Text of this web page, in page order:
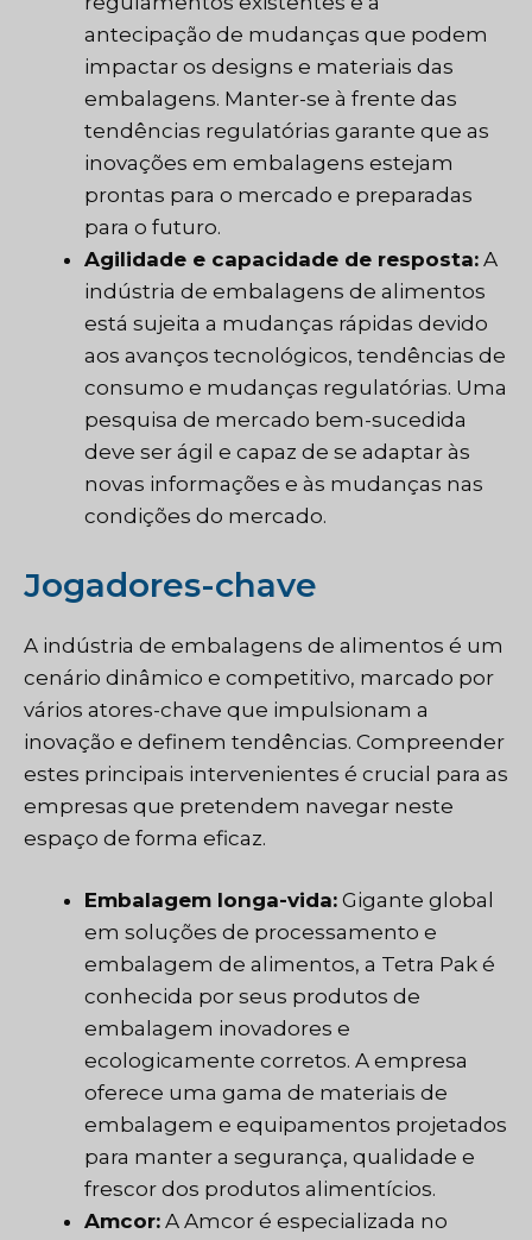
antecipação de mudanças que podem
impactar os designs e materiais das
embalagens. Manter-se à frente das
tendências regulatórias garante que as
inovações em embalagens estejam
prontas para o mercado e preparadas
para o futuro.
Agilidade e capacidade de resposta: A
indústria de embalagens de alimentos
está sujeita a mudanças rápidas devido
aos avanços tecnológicos, tendências de
consumo e mudanças regulatórias. Uma
pesquisa de mercado bem-sucedida
deve ser ágil e capaz de se adaptar às
novas informações e às mudanças nas
condições do mercado.
Jogadores-chave
A indústria de embalagens de alimentos é um
cenário dinâmico e competitivo, marcado por
vários atores-chave que impulsionam a
inovação e definem tendências. Compreender
estes principais intervenientes é crucial para as
empresas que pretendem navegar neste
espaço de forma eficaz.
Embalagem longa-vida: Gigante global
em soluções de processamento e
embalagem de alimentos, a Tetra Pak é
conhecida por seus produtos de
embalagem inovadores e
ecologicamente corretos. A empresa
oferece uma gama de materiais de
embalagem e equipamentos projetados
para manter a segurança, qualidade e
frescor dos produtos alimentícios.
Amcor: A Amcor é especializada no